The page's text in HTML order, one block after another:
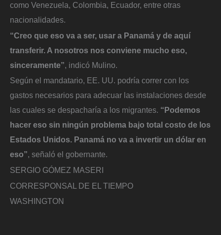
como Venezuela, Colombia, Ecuador, entre otras
nacionalidades.
“Creo que eso va a ser, usar a Panamá y de aquí
transferir. A nosotros nos conviene mucho eso,
sinceramente”, indicó Mulino.
Según el mandatario, EE. UU. podría correr con los
gastos necesarios para adecuar las instalaciones desde
las cuales se despacharía a los migrantes. “Podemos
hacer eso sin ningún problema bajo total costo de los
Estados Unidos. Panamá no va a invertir un dólar en
eso”, señaló el gobernante.
SERGIO GÓMEZ MASERI
CORRESPONSAL DE EL TIEMPO
WASHINGTON